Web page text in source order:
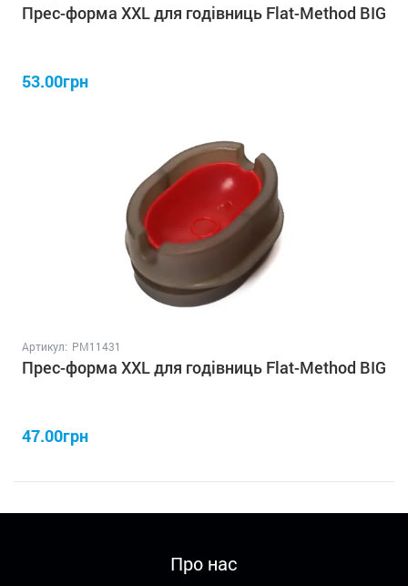
Прес-форма XXL для годівниць Flat-Method BIG
53.00грн
Артикул: PM11431
Прес-форма XXL для годівниць Flat-Method BIG
47.00грн
Про нас